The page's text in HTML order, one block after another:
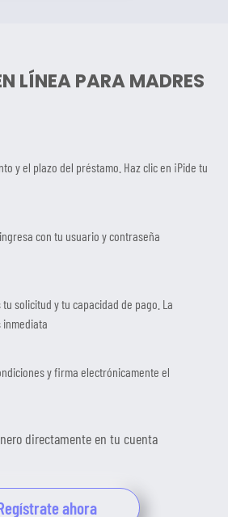
LÍNEA PARA MADRES
y el plazo del préstamo. Haz clic en ¡Pide tu
con tu usuario y contraseña
tu solicitud y tu capacidad de pago. La
inmediata
y firma electrónicamente el
directamente en tu cuenta
ahora